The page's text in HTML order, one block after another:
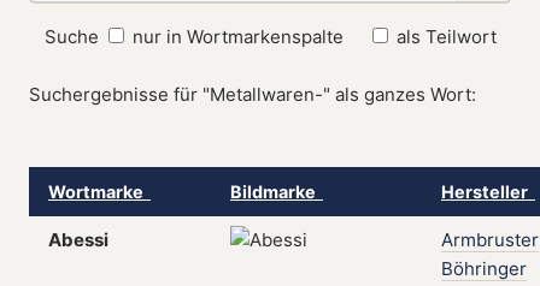
Suche nur in Wortmarkenspalte als Teilwort
Suchergebnisse für "Metallwaren-" als ganzes Wort:
Wortmarke Bildmarke Hersteller
Abessi
Armbruster
Böhringer